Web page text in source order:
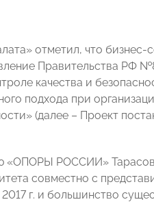
отметил, что
Правительства РФ
качества и
подхода при
(далее – Проект
«ОПОРЫ РОССИИ»
совместно с
г. и большинство